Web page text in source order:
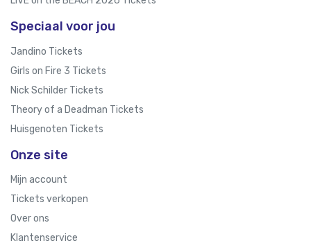
Speciaal voor jou
Jandino Tickets
Girls on Fire 3 Tickets
Nick Schilder Tickets
Theory of a Deadman Tickets
Huisgenoten Tickets
Onze site
Mijn account
Tickets verkopen
Over ons
Klantenservice